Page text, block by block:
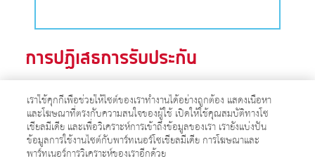
การปฏิเสธการรับประกัน
(15) CBN เว็บไซต์ รวมทั้งเนื้อหา
ซอฟต์แวร์ ฟังก์ชัน วัสดุ และข้อมูล
เราใช้คุกกี้เพื่อช่วยให้ไซต์ของเราทำงานได้อย่างถูกต้อง แสดงเนื้อหา
และโฆษณาที่ตรงกับความสนใจของผู้ใช้ เปิดให้ใช้คุณสมบัติทางโซ
เชียลมีเดีย และเพื่อวิเคราะห์การเข้าถึงข้อมูลของเรา เรายังแบ่งปัน
ข้อมูลการใช้งานไซต์กับพาร์ทเนอร์โซเชียลมีเดีย การโฆษณาและ
พาร์ทเนอร์การวิเคราะห์ของเราอีกด้วย